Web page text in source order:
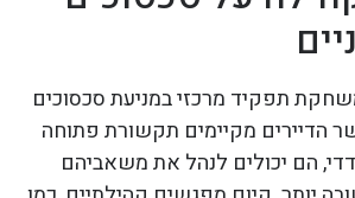
תפקיד מרכזי במניעת סכסוכים
הדיירים מקיימים תקשורת פתוחה
הם יכולים לנהל את משאביהם